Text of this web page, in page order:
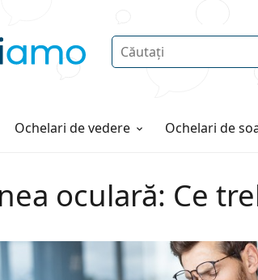
Căutare
Ochelari de vedere Ochelari de
oculară: Ce